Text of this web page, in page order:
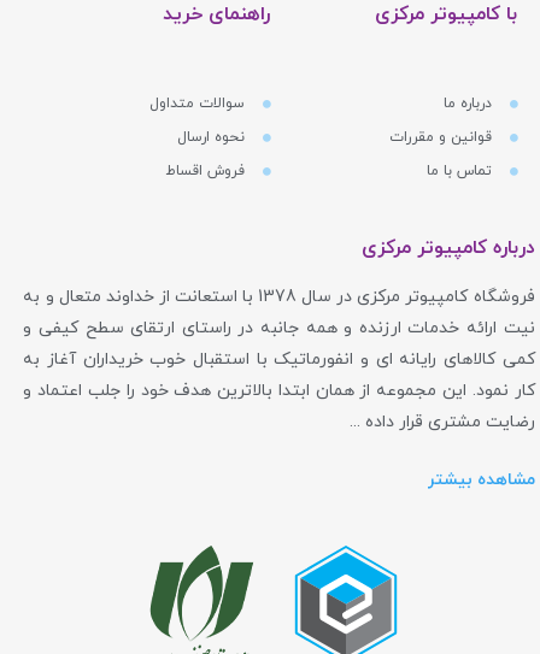
با کامپیوتر مرکزی
درباره ما
قوانین و مقررات
تماس با ما
راهنمای خرید
سوالات متداول
نحوه ارسال
فروش اقساط
درباره کامپیوتر مرکزی
فروشگاه کامپیوتر مرکزی در سال 1378 با استعانت از خداوند متعال و به
نیت ارائه خدمات ارزنده و همه جانبه در راستای ارتقای سطح کیفی و
کمی کالاهای رایانه ای و انفورماتیک با استقبال خوب خریداران آغاز به
کار نمود. این مجموعه از همان ابتدا بالاترین هدف خود را جلب اعتماد و
رضایت مشتری قرار داده ...
مشاهده بیشتر